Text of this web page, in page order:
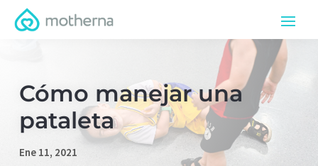
Cómo manejar una
pataleta
Ene 11, 2021